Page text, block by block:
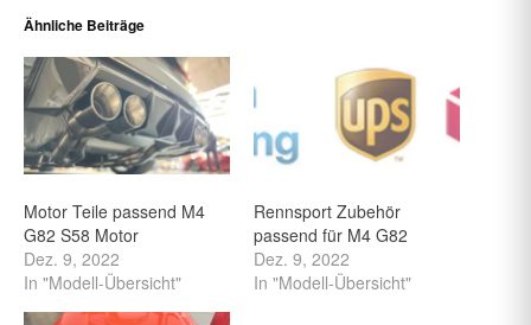
Ähnliche Beiträge
Motor Teile passend M4
G82 S58 Motor
Dez. 9, 2022
In "Modell-Übersicht"
Rennsport Zubehör
passend für M4 G82
Dez. 9, 2022
In "Modell-Übersicht"